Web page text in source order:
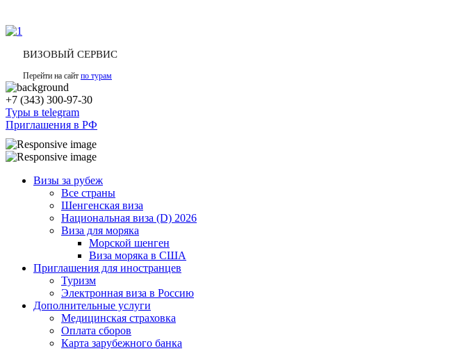
ВИЗОВЫЙ СЕРВИС
Перейти на сайт по турам
+7 (343) 300-97-30
Туры в telegram
Приглашения в РФ
Визы за рубеж
Все страны
Шенгенская виза
Национальная виза (D) 2026
Виза для моряка
Морской шенген
Виза моряка в США
Приглашения для иностранцев
Туризм
Электронная виза в Россию
Дополнительные услуги
Медицинская страховка
Оплата сборов
Карта зарубежного банка